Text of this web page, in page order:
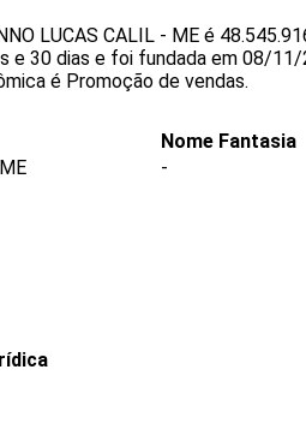
LUCAS CALIL - ME é
e 30 dias e foi fundada em 08/
é Promoção de vendas.
Nome Fantasia
-